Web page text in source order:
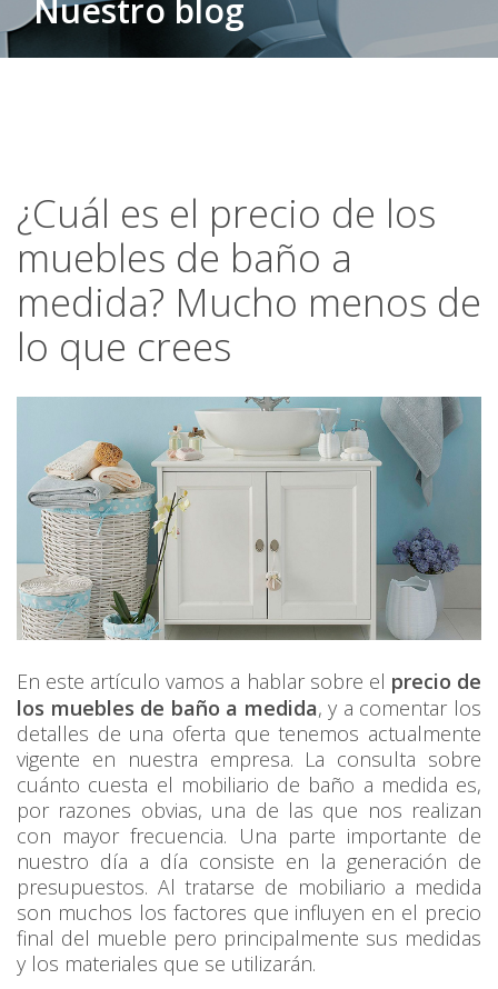
Nuestro blog
¿Cuál es el precio de los
muebles de baño a
medida? Mucho menos de
lo que crees
En este artículo vamos a hablar sobre el precio de
los muebles de baño a medida, y a comentar los
detalles de una oferta que tenemos actualmente
vigente en nuestra empresa. La consulta sobre
cuánto cuesta el mobiliario de baño a medida es,
por razones obvias, una de las que nos realizan
con mayor frecuencia. Una parte importante de
nuestro día a día consiste en la generación de
presupuestos. Al tratarse de mobiliario a medida
son muchos los factores que influyen en el precio
final del mueble pero principalmente sus medidas
y los materiales que se utilizarán.